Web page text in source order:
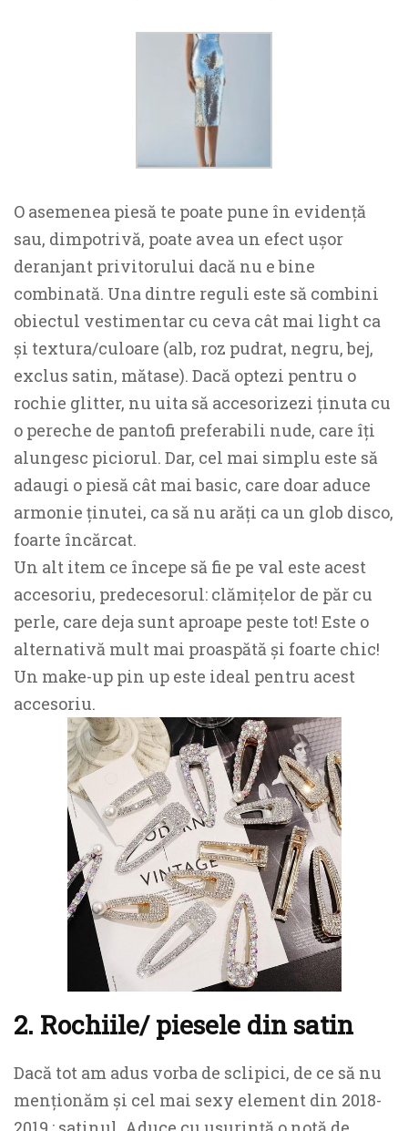
O asemenea piesă te poate pune în evidență
sau, dimpotrivă, poate avea un efect ușor
deranjant privitorului dacă nu e bine
combinată. Una dintre reguli este să combini
obiectul vestimentar cu ceva cât mai light ca
și textura/culoare (alb, roz pudrat, negru, bej,
exclus satin, mătase). Dacă optezi pentru o
rochie glitter, nu uita să accesorizezi ținuta cu
o pereche de pantofi preferabili nude, care îți
alungesc piciorul. Dar, cel mai simplu este să
adaugi o piesă cât mai basic, care doar aduce
armonie ținutei, ca să nu arăți ca un glob disco,
foarte încărcat.
Un alt item ce începe să fie pe val este acest
accesoriu, predecesorul: clămițelor de păr cu
perle, care deja sunt aproape peste tot! Este o
alternativă mult mai proaspătă și foarte chic!
Un make-up pin up este ideal pentru acest
accesoriu.
2. Rochiile/ piesele din satin
Dacă tot am adus vorba de sclipici, de ce să nu
menționăm și cel mai sexy element din 2018-